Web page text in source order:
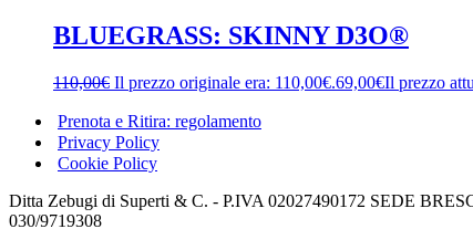
BLUEGRASS: SKINNY D3O®
110,00€ Il prezzo originale era: 110,00€.69,00€Il prezzo
Prenota e Ritira: regolamento
Privacy Policy
Cookie Policy
Ditta Zebugi di Superti & C. - P.IVA 02027490172 SEDE
030/9719308